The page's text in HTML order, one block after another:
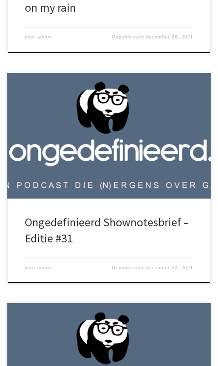
on my rain
door admin Gepubliceerddecember 28, 2021
We zijn weer eens met zijn drieën want Arvid heeft een groot
geheim wat Dim (bijna) niet voor zich kan houden. Spoiler?
Cliffhanger? Hier luister je naar de Ongedefinieerd Podcast Via
de website of Spotify, Google Podcasts, Apple
Podcasts en Pocket Casts. Kijk je liever op beeld? Dan heb je pech
want we hebben momenteel geen video. […]
Ongedefinieerd Shownotesbrief –
Editie #31
door admin Gepubliceerddecember 20, 2021
Sander is op reis naar de joe-naait-me-steeds voor zijn werk en
daarom moet je het doen met die drie andere gasten doen. In
het begin verklaren we onze ‘joe-tjes’ en komt deze video ter